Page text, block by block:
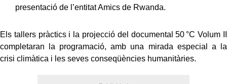
presentació de l’entitat Amics de Rwanda.
Els tallers pràctics i la projecció del documental 50 °C Volum II
completaran la programació, amb una mirada especial a la
crisi climàtica i les seves conseqüències humanitàries.